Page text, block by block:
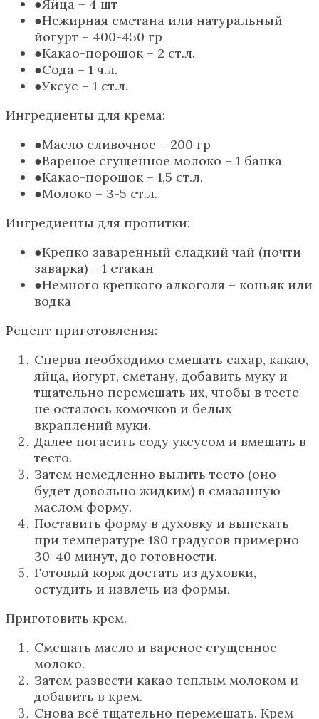
Яйца – 4 шт
Нежирная сметана или натуральный
йогурт – 400-450 гp
Какао-порошок – 2 ст.л.
Сода – 1 ч.л.
Уксус – 1 ст.л.
Ингредиенты для крема:
Масло сливочное – 200 гp
Вареное сгущенное молоко – 1 банка
Какао-порошок – 1,5 ст.л.
Молоко – 3-5 ст.л.
Ингредиенты для пропитки:
Крепко заваренный сладкий чай (почти
заварка) – 1 стакан
Немного крепкого алкоголя – коньяк или
водка
Рецепт приготовления:
Сперва необходимо смешать сахар, какао,
яйца, йогурт, сметану, добавить муку и
тщательно перемешать их, чтобы в тесте
не осталось комочков и белых
вкраплений муки.
Далее погасить соду уксусом и вмешать в
тесто.
Затем немедленно вылить тесто (оно
будет довольно жидким) в смазанную
маслом форму.
Поставить форму в духовку и выпекать
при температуре 180 градусов примерно
30-40 минут, до готовности.
Готовый корж достать из духовки,
остудить и извлечь из формы.
Приготовить крем.
Смешать масло и вареное сгущенное
молоко.
Затем развести какао теплым молоком и
добавить в крем.
Снова всё тщательно перемешать. Крем